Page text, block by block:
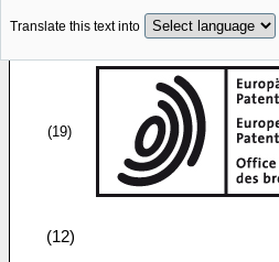
Translate this text into
(19)
(12)